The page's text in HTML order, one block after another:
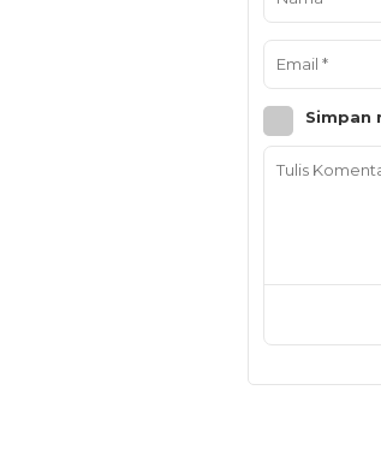
Simpan